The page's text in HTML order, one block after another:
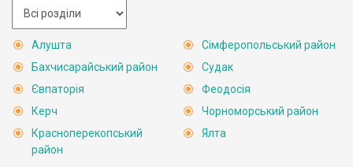
Алушта
Бахчисарайський район
Євпаторія
Керч
Красноперекопський
район
Сімферопольський район
Судак
Феодосія
Чорноморський район
Ялта